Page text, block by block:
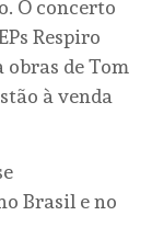
O concerto
Respiro
obras de Tom
à venda
Brasil e no